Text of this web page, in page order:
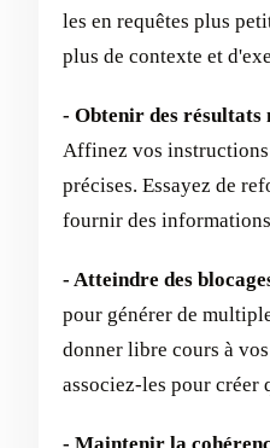
les en requêtes plus
plus de contexte et
- Obtenir des résultats
Affinez vos
précises. Essayez de
fournir des
- Atteindre des
pour générer de
donner libre cours à
associez-les pour créer